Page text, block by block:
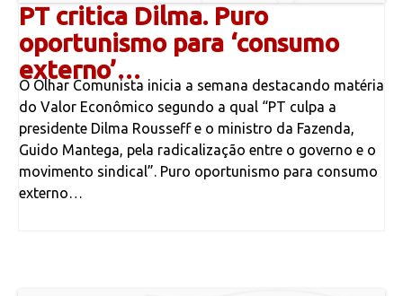
PT critica Dilma. Puro
oportunismo para ‘consumo
externo’…
O Olhar Comunista inicia a semana destacando matéria
do Valor Econômico segundo a qual “PT culpa a
presidente Dilma Rousseff e o ministro da Fazenda,
Guido Mantega, pela radicalização entre o governo e o
movimento sindical”. Puro oportunismo para consumo
externo…